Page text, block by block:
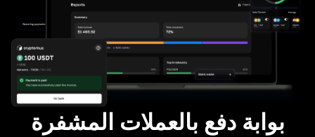
بوابة دفع بالعملات المشفرة